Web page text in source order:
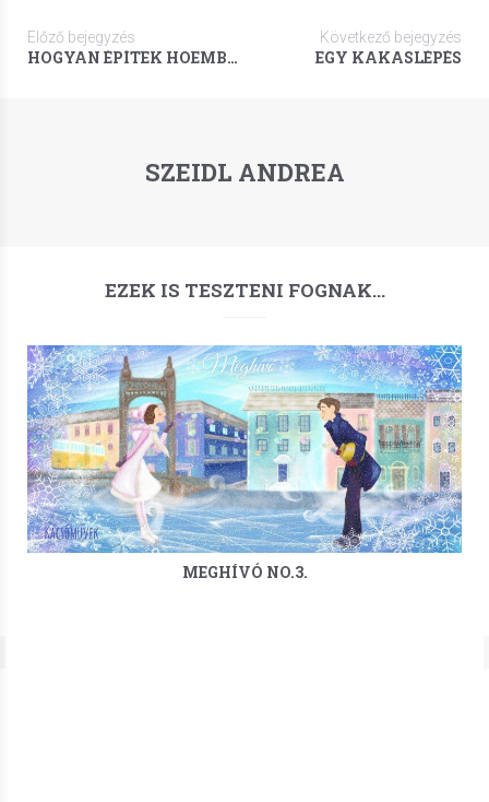
Előző bejegyzés
HOGYAN ÉPÍTEK HÓEMBERT...
Következő bejegyzés
EGY KAKASLÉPÉS
SZEIDL ANDREA
EZEK IS TESZTENI FOGNAK…
MEGHÍVÓ NO.3.